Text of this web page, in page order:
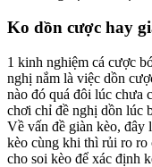
Ko dồn cược hay
1 kinh nghiệm cá cược
nghị nắm là việc dồn
nào đó quá đôi lúc chưa
chơi chỉ đề nghị dồn lúc
Về vấn đề giàn kèo, đây
kèo cùng khi thì rủi ro ro
cho soi kèo để xác định